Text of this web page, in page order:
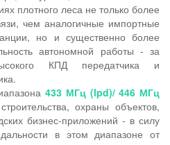
плотного леса не только более
чем аналогичные импортные
но и существенно более
автономной работы - за
КПД передатчика и
433 МГц (lpd)/ 446 МГц
охраны объектов,
бизнес-приложений - в силу
в этом диапазоне от